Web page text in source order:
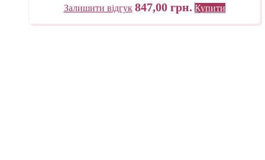
Залишити відгук 847,00 грн. Купити